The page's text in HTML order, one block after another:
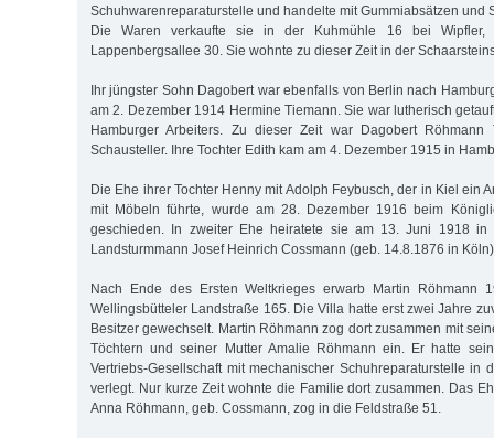
Schuhwarenreparaturstelle und handelte mit Gummiabsätzen und
Die Waren verkaufte sie in der Kuhmühle 16 bei
Lappenbergsallee 30. Sie wohnte zu dieser Zeit in der
Ihr jüngster Sohn Dagobert war ebenfalls von Berlin nach
am 2. Dezember 1914 Hermine Tiemann. Sie war lutherisch
Hamburger Arbeiters. Zu dieser Zeit war Dagobert Röhmann
Schausteller. Ihre Tochter Edith kam am 4. Dezember 1915 in
Die Ehe ihrer Tochter Henny mit Adolph Feybusch, der in Kiel ein
mit Möbeln führte, wurde am 28. Dezember 1916 beim
geschieden. In zweiter Ehe heiratete sie am 13. Juni 1918 in
Landsturmmann Josef Heinrich Cossmann (geb. 14.8.1876 in
Nach Ende des Ersten Weltkrieges erwarb Martin Röhmann
Wellingsbütteler Landstraße 165. Die Villa hatte erst zwei Jahre
Besitzer gewechselt. Martin Röhmann zog dort zusammen mit
Töchtern und seiner Mutter Amalie Röhmann ein. Er hatte
Vertriebs-Gesellschaft mit mechanischer Schuhreparaturstelle in
verlegt. Nur kurze Zeit wohnte die Familie dort zusammen. Das
Anna Röhmann, geb. Cossmann, zog in die Feldstraße 51.